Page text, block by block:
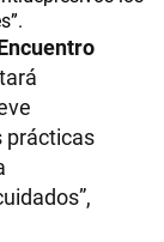
prácticas